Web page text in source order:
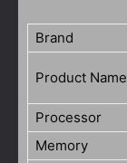
Brand
Product Name
Processor
Memory